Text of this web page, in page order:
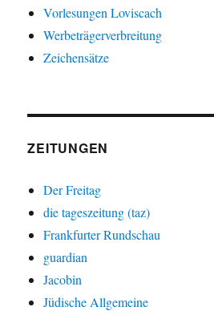
Vorlesungen Loviscach
Werbeträgerverbreitung
Zeichensätze
ZEITUNGEN
Der Freitag
die tageszeitung (taz)
Frankfurter Rundschau
guardian
Jacobin
Jüdische Allgemeine